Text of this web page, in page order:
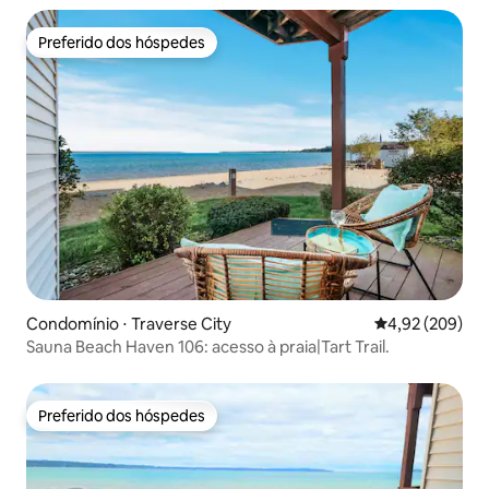
Preferido dos hóspedes
Preferido dos hóspedes
Condomínio ⋅ Traverse City 4,92 de uma
4,92 (209)
Sauna Beach Haven 106: acesso à praia|Tart Trail.
Preferido dos hóspedes
Preferido dos hóspedes